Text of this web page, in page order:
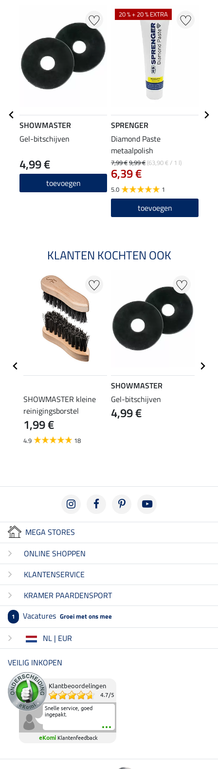
SHOWMASTER
Gel-bitschijven
4,99 €
toevoegen
20 % + 20 % EXTRA
SPRENGER
Diamond Paste
metaalpolish
7,99 €9,99 € (63,90 € / 1 l)
6,39 €
5.0 1
toevoegen
KLANTEN KOCHTEN OOK
SHOWMASTER kleine
reinigingsborstel
1,99 €
4.9 18
SHOWMASTER
Gel-bitschijven
4,99 €
MEGA STORES
ONLINE SHOPPEN
KLANTENSERVICE
KRAMER PAARDENSPORT
1 Vacatures Groei met ons mee
NL | EUR
VEILIG INKOPEN
Klantbeoordelingen
4.7/5
Snelle service, goed
ingepakt.
eKomi Klantenfeedback